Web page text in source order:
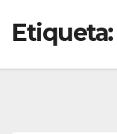
Etiqueta: